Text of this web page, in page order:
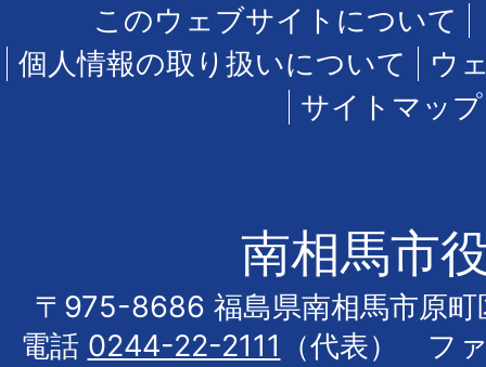
このウェブサイトについて
個人情報の取り扱いについて
ウ
サイトマップ
南相馬市
〒975-8686 福島県南相馬市原町
電話 0244-22-2111
（代表） フ